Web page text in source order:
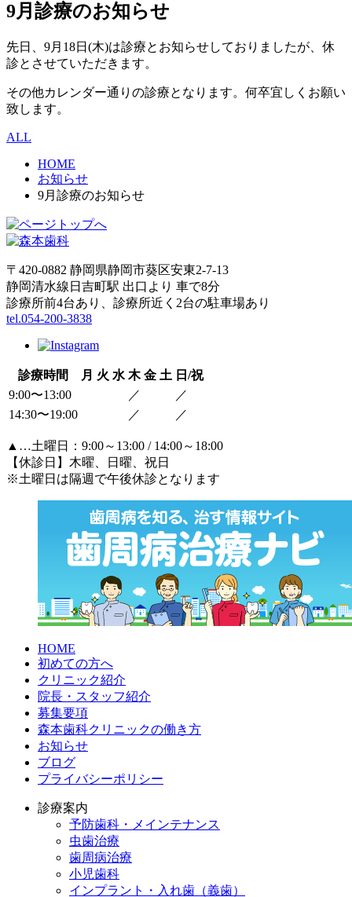
9月診療のお知らせ
先日、9月18日(木)は診療とお知らせしておりましたが、休
診とさせていただきます。
その他カレンダー通りの診療となります。何卒宜しくお願い
致します。
ALL
HOME
お知らせ
9月診療のお知らせ
〒420-0882 静岡県静岡市葵区安東2-7-13
静岡清水線日吉町駅 出口より 車で8分
診療所前4台あり、診療所近く2台の駐車場あり
tel.054-200-3838
診療時間 月 火 水 木 金 土 日/祝
9:00〜13:00
／
／
14:30〜19:00
／ ／
▲ …土曜日：9:00～13:00 / 14:00～18:00
【休診日】木曜、日曜、祝日
※土曜日は隔週で午後休診となります
HOME
初めての方へ
クリニック紹介
院長・スタッフ紹介
募集要項
森本歯科クリニックの働き方
お知らせ
ブログ
プライバシーポリシー
診療案内
予防歯科・メインテナンス
虫歯治療
歯周病治療
小児歯科
インプラント・入れ歯（義歯）